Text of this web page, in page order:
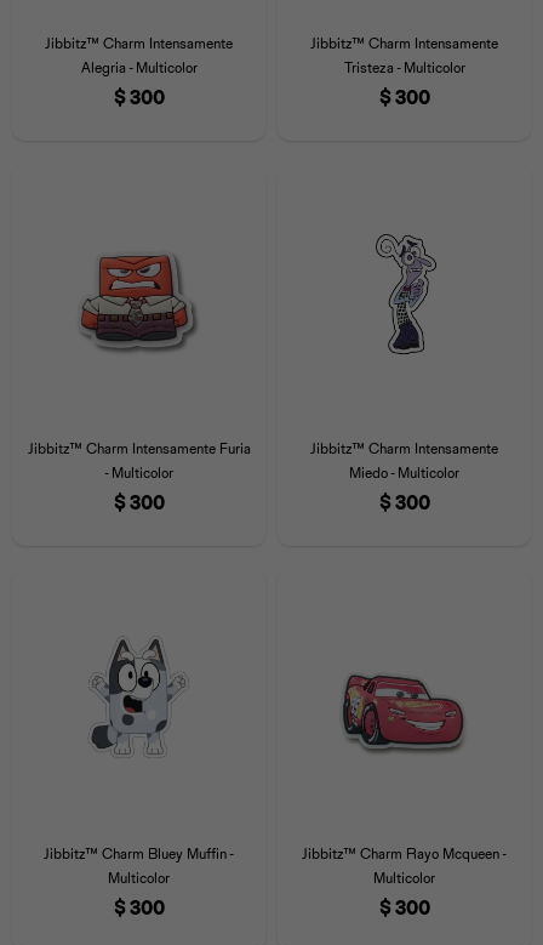
Jibbitz™ Charm Intensamente
Alegria - Multicolor
$300
Jibbitz™ Charm Intensamente
Tristeza - Multicolor
$300
Jibbitz™ Charm Intensamente Furia
- Multicolor
$300
Jibbitz™ Charm Intensamente
Miedo - Multicolor
$300
Jibbitz™ Charm Bluey Muffin -
Multicolor
$300
Jibbitz™ Charm Rayo Mcqueen -
Multicolor
$300